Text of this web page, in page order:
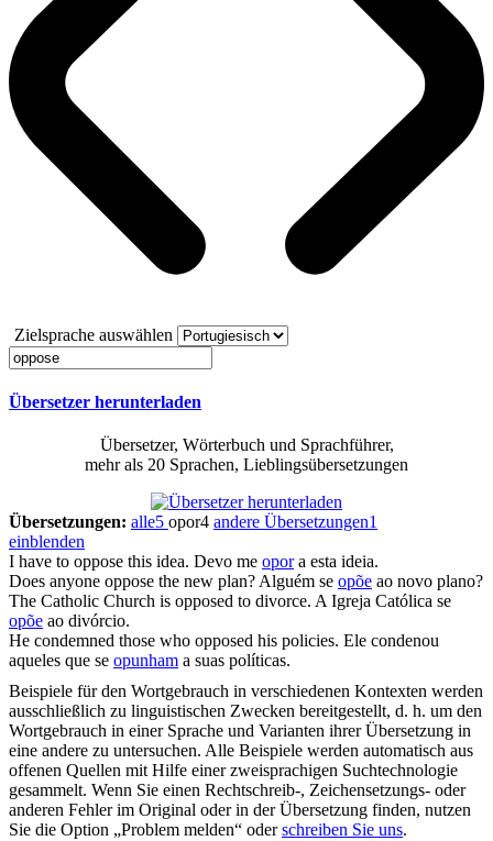
Zielsprache auswählen
Übersetzer herunterladen
Übersetzer, Wörterbuch und Sprachführer,
mehr als 20 Sprachen, Lieblingsübersetzungen
Übersetzungen: alle5 opor4 andere Übersetzungen1
einblenden
I have to oppose this idea. Devo me opora esta ideia.
Does anyone oppose the new plan?Alguém se opõe ao novo plano?
The Catholic Church is opposed to divorce. A Igreja Católica se
opõe ao divórcio.
He condemned those who opposed his policies. Ele condenou
aqueles que se opunham a suas políticas.
Beispiele für den Wortgebrauch in verschiedenen Kontexten werden
ausschließlich zu linguistischen Zwecken bereitgestellt, d. h. um den
Wortgebrauch in einer Sprache und Varianten ihrer Übersetzung in
eine andere zu untersuchen. Alle Beispiele werden automatisch aus
offenen Quellen mit Hilfe einer zweisprachigen Suchtechnologie
gesammelt. Wenn Sie einen Rechtschreib-, Zeichensetzungs- oder
anderen Fehler im Original oder in der Übersetzung finden, nutzen
Sie die Option „Problem melden“ oderschreiben Sie uns.